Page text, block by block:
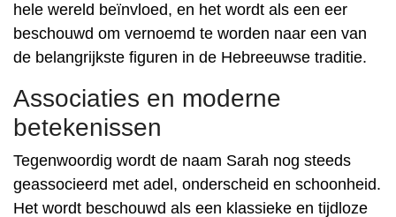
hele wereld beïnvloed, en het wordt als een eer
beschouwd om vernoemd te worden naar een van
de belangrijkste figuren in de Hebreeuwse traditie.
Associaties en moderne
betekenissen
Tegenwoordig wordt de naam Sarah nog steeds
geassocieerd met adel, onderscheid en schoonheid.
Het wordt beschouwd als een klassieke en tijdloze